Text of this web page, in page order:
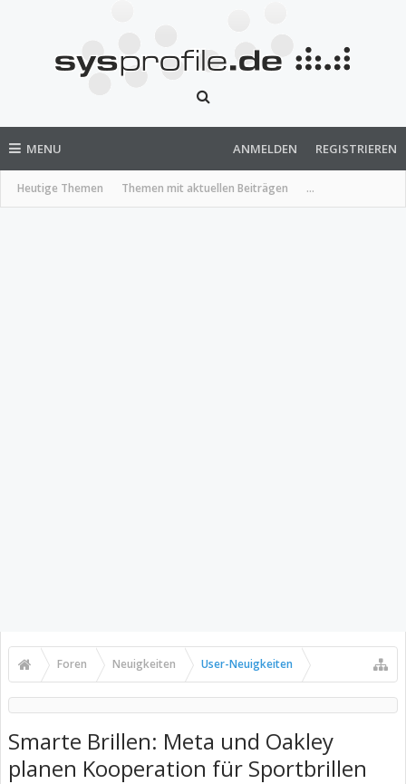
MENU
Heutige Themen Themen mit aktuellen Beiträgen ...
ANMELDEN REGISTRIEREN
Foren Neuigkeiten User-Neuigkeiten
Smarte Brillen: Meta und Oakley
planen Kooperation für Sportbrillen